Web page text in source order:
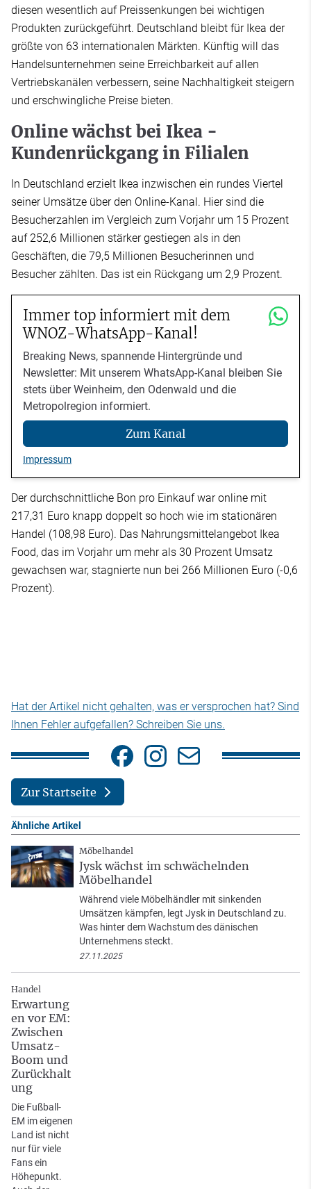
diesen wesentlich auf Preissenkungen bei wichtigen
Produkten zurückgeführt. Deutschland bleibt für Ikea der
größte von 63 internationalen Märkten. Künftig will das
Handelsunternehmen seine Erreichbarkeit auf allen
Vertriebskanälen verbessern, seine Nachhaltigkeit steigern
und erschwingliche Preise bieten.
Online wächst bei Ikea -
Kundenrückgang in Filialen
In Deutschland erzielt Ikea inzwischen ein rundes Viertel
seiner Umsätze über den Online-Kanal. Hier sind die
Besucherzahlen im Vergleich zum Vorjahr um 15 Prozent
auf 252,6 Millionen stärker gestiegen als in den
Geschäften, die 79,5 Millionen Besucherinnen und
Besucher zählten. Das ist ein Rückgang um 2,9 Prozent.
Immer top informiert mit dem
WNOZ-WhatsApp-Kanal!
Breaking News, spannende Hintergründe und
Newsletter: Mit unserem WhatsApp-Kanal bleiben Sie
stets über Weinheim, den Odenwald und die
Metropolregion informiert.
Zum Kanal
Impressum
Der durchschnittliche Bon pro Einkauf war online mit
217,31 Euro knapp doppelt so hoch wie im stationären
Handel (108,98 Euro). Das Nahrungsmittelangebot Ikea
Food, das im Vorjahr um mehr als 30 Prozent Umsatz
gewachsen war, stagnierte nun bei 266 Millionen Euro (-0,6
Prozent).
Hat der Artikel nicht gehalten, was er versprochen hat? Sind
Ihnen Fehler aufgefallen? Schreiben Sie uns.
Zur Startseite
Ähnliche Artikel
Möbelhandel
Jysk wächst im schwächelnden
Möbelhandel
Während viele Möbelhändler mit sinkenden
Umsätzen kämpfen, legt Jysk in Deutschland zu.
Was hinter dem Wachstum des dänischen
Unternehmens steckt.
27.11.2025
Handel
Erwartung
en vor EM:
Zwischen
Umsatz-
Boom und
Zurückhalt
ung
Die Fußball-
EM im eigenen
Land ist nicht
nur für viele
Fans ein
Höhepunkt.